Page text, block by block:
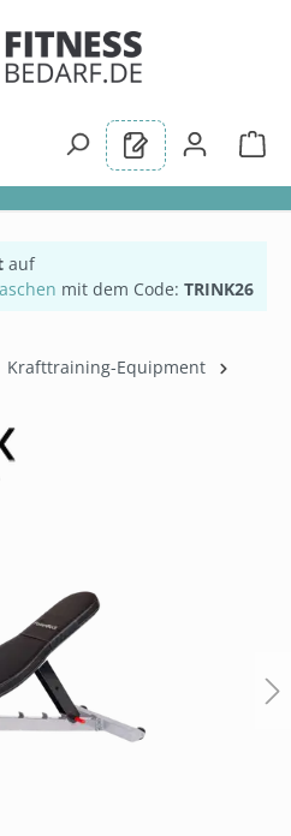
auf
mit dem Code: TRINK26
Krafttraining-Equipment